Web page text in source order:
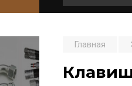
Главная